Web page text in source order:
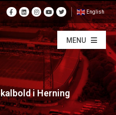
English
MENU
i Herning